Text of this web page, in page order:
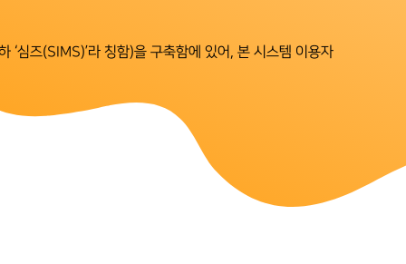
‘심즈(SIMS)’라 칭함)을 구축함에 있어, 본 시스템 이용자